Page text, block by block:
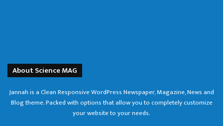
About Science MAG
Jannah is a Clean Responsive WordPress Newspaper, Magazine, News and
Blog theme. Packed with options that allow you to completely customize
your website to your needs.